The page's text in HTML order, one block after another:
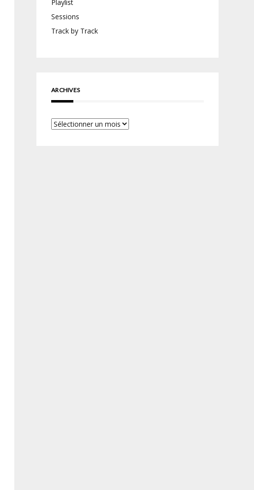
Playlist
Sessions
Track by Track
ARCHIVES
Archives